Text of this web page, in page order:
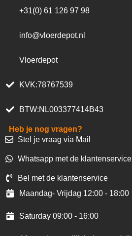
+31(0) 61 126 97 98
info@vloerdepot.nl
Vloerdepot
KVK:78767539
BTW:NL003377414B43
Heb je nog vragen?
Stel je vraag via Mail
Whatsapp met de klantenservice
Bel met de klantenservice
Maandag- Vrijdag 12:00 - 18:00
Saturday 09:00 - 16:00